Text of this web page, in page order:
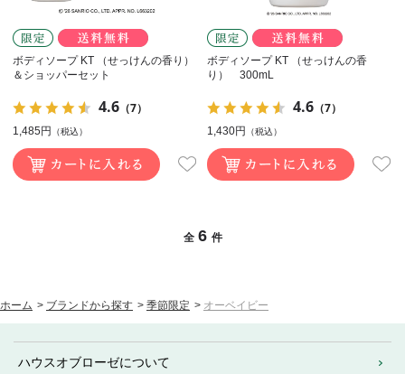
ボディソープ KT （せっけんの香り）
＆ショッパーセット
4.6（7）
1,485円 （税込）
ボディソープ KT （せっけんの香
り） 300mL
4.6 （7）
1,430円 （税込）
全 6 件
ホーム > ブランドから探す > 季節限定 > オーベイビー
ハウスオブローゼについて